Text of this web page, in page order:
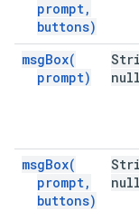
prompt,
buttons)
msgBox(
prompt)
null
msgBox(
prompt,
buttons)
null